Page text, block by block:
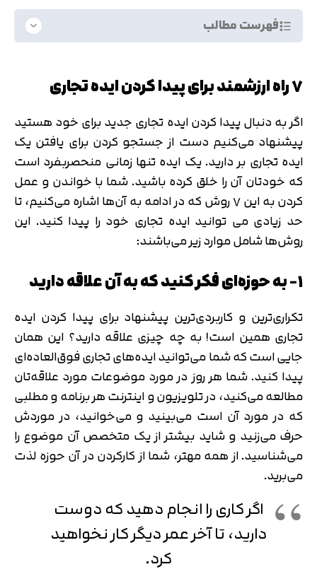
فهرست مطالب
۷ راه ارزشمند برای پیدا کردن ایده تجاری
اگر به دنبال پیدا کردن ایده تجاری جدید برای خود هستید
پیشنهاد می‌کنیم دست از جستجو کردن برای یافتن یک
ایده تجاری بر دارید. یک ایده تنها زمانی منحصربفرد است
که خودتان آن را خلق کرده باشید. شما با خواندن و عمل
کردن به این ۷ روش که در ادامه به آن‌ها اشاره می‌کنیم، تا
حد زیادی می توانید ایده تجاری خود را پیدا کنید. این
روش‌ها شامل موارد زیر می‌باشند:
۱- به حوزه‌ای فکر کنید که به آن علاقه دارید
تکراری‌ترین و کاربردی‌ترین پیشنهاد برای پیدا کردن ایده
تجاری همین است! به چه چیزی علاقه دارید؟ این همان
جایی است که شما می‌توانید ایده‌های تجاری فوق‌العاده‌ای
پیدا کنید. شما هر روز در مورد موضوعات مورد علاقه‌تان
مطالعه می‌کنید، در تلویزیون و اینترنت هر برنامه و مطلبی
که در مورد آن است می‌بینید و می‌خوانید، در موردش
حرف می‌زنید و شاید بیشتر از یک متخصص آن موضوع را
می‌شناسید. از همه مهتر، شما از کارکردن در آن حوزه لذت
می‌برید.
اگر کاری را انجام دهید که دوست
دارید، تا آخر عمر دیگر کار نخواهید
کرد.